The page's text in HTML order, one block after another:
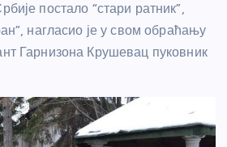
постало “стари ратник”,
нагласио је у свом обраћању
Гарнизона Крушевац пуковник